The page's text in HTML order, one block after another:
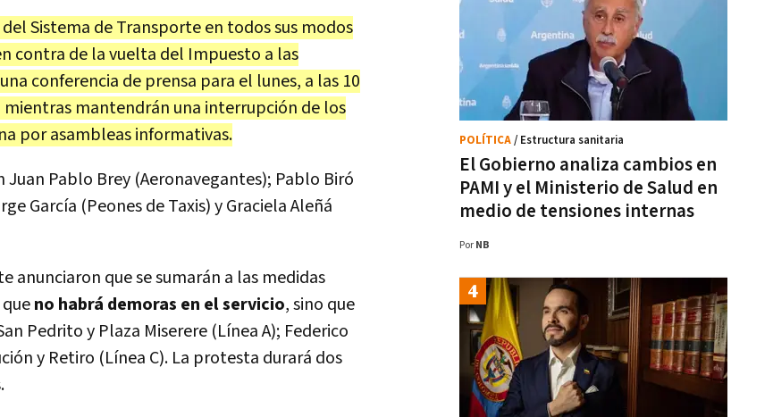
Sistema de Transporte en todos sus modos
contra de la vuelta del Impuesto a las
conferencia de prensa para el lunes, a las 10
mientras mantendrán una interrupción de los
por asambleas informativas.
Pablo Brey (Aeronavegantes); Pablo Biró
García (Peones de Taxis) y Graciela Aleñá
anunciaron que se sumarán a las medidas
no habrá demoras en el servicio, sino que
Pedrito y Plaza Miserere (Línea A); Federico
y Retiro (Línea C). La protesta durará dos
El Gobierno analiza cambios en
PAMI y el Ministerio de Salud en
medio de tensiones internas
POLÍTICA/ Estructura sanitaria
Por NB